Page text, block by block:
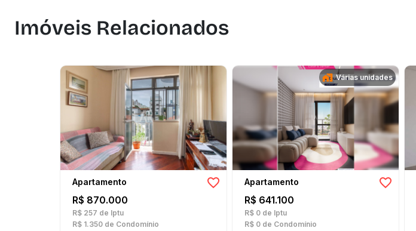
Imóveis Relacionados
Apartamento
R$ 870.000
R$ 257 de Iptu
R$ 1.350 de Condomínio
Várias unidades
Apartamento
R$ 641.100
R$ 0 de Iptu
R$ 0 de Condomínio